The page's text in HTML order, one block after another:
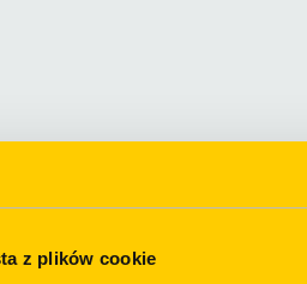
z plików cookie